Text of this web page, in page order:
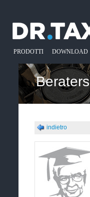
PRODOTTI DOWNLOAD
indietro